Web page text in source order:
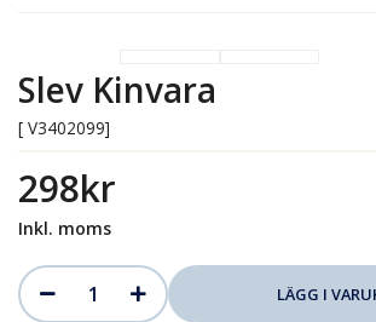
Slev Kinvara
[ V3402099]
298kr
Inkl. moms